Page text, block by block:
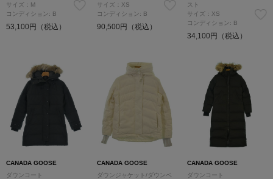
サイズ：M
コンディション: B
53,100円（税込）
サイズ：XS
コンディション: B
90,500円（税込）
スト
サイズ：XS
コンディション: B
34,100円（税込）
CANADA GOOSE
ダウンコート
CANADA GOOSE
ダウンジャケット/ダウンベ
CANADA GOOSE
ダウンコート